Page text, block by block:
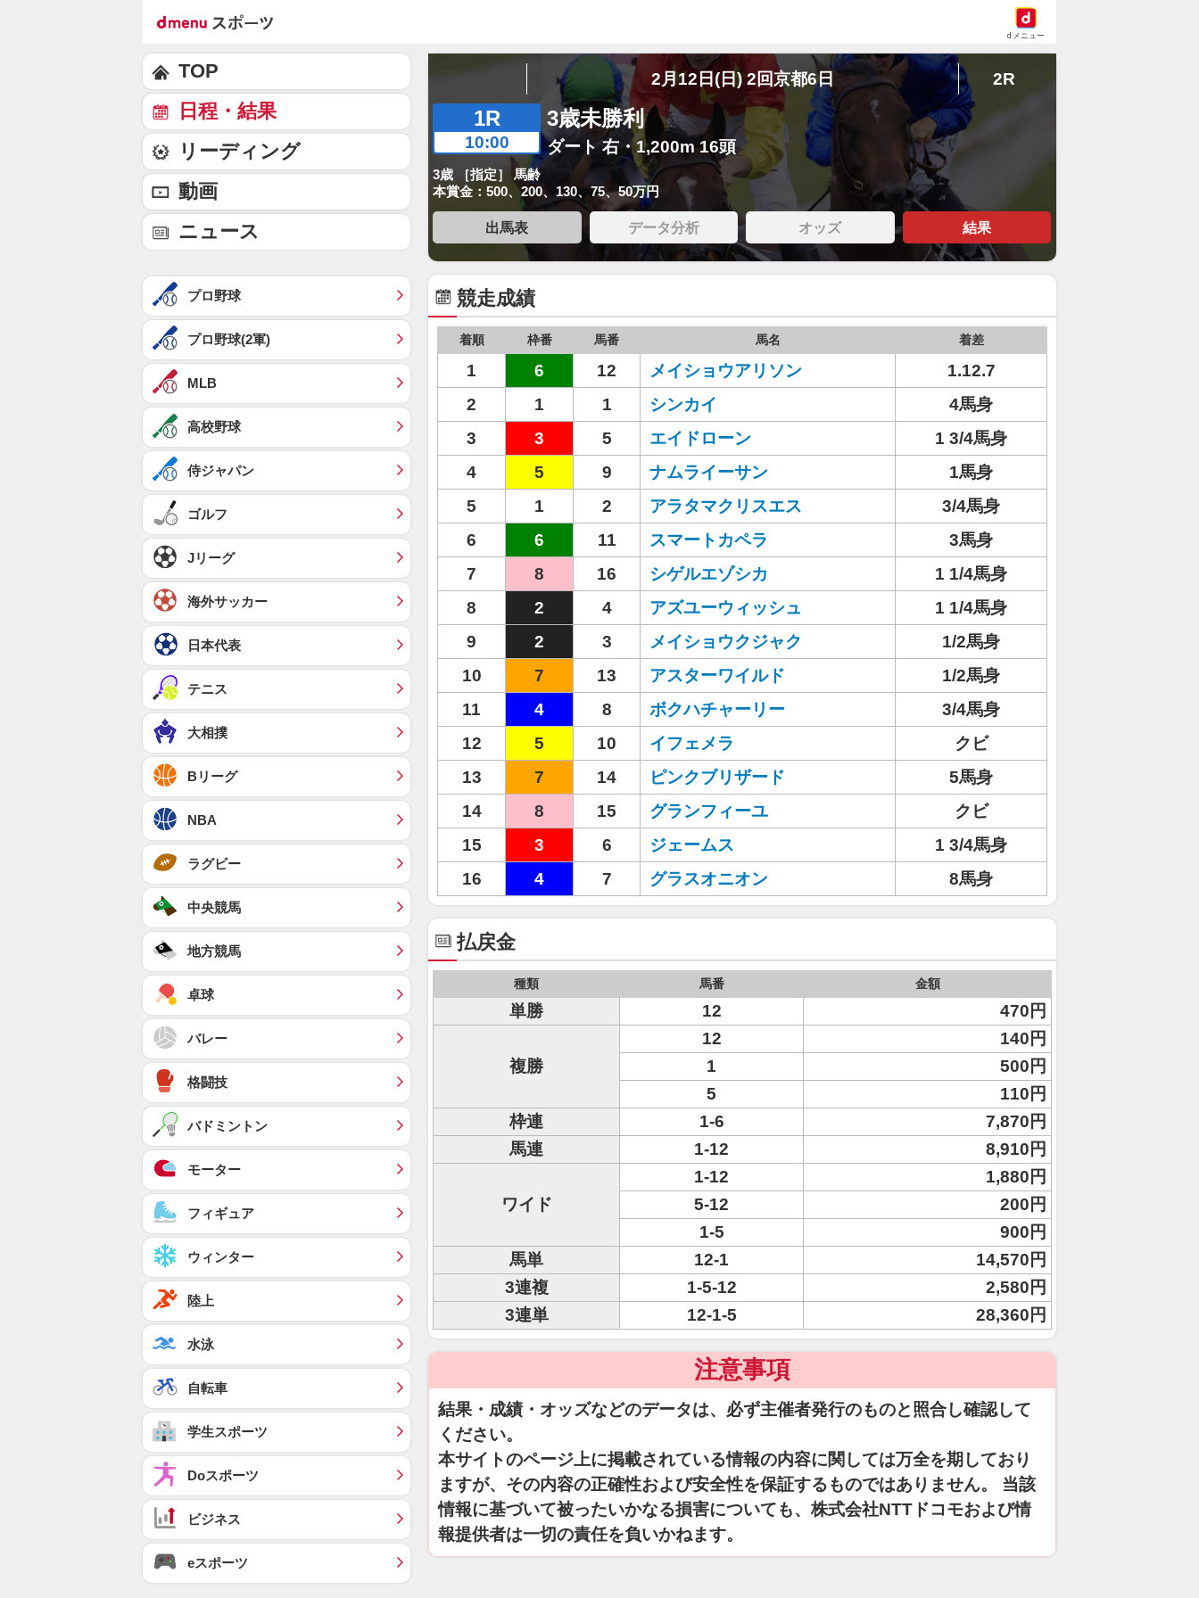
dメニュー
2月12日(日) 2回京都6日 2R
1R
10:00
3歳未勝利
ダート 右・1,200m 16頭
3歳 ［指定］ 馬齢
本賞金：500、200、130、75、50万円
出馬表 データ分析 オッズ 結果
競走成績
着順 枠番 馬番 馬名 着差
1 6 12 メイショウアリソン
1.12.7
2
1 1 シンカイ
4馬身
3
3 5 エイドローン
1 3/4馬身
4
5 9 ナムライーサン
1馬身
5
1 2 アラタマクリスエス
3/4馬身
6
6 11 スマートカペラ
3馬身
7
8 16 シゲルエゾシカ
1 1/4馬身
8
2 4 アズユーウィッシュ
1 1/4馬身
9
2 3 メイショウクジャク
1/2馬身
10
7 13 アスターワイルド
1/2馬身
11
4 8 ボクハチャーリー
3/4馬身
12
5 10 イフェメラ
クビ
13
7 14 ピンクブリザード
5馬身
14
8 15 グランフィーユ
クビ
15
3 6 ジェームス
1 3/4馬身
16
4 7 グラスオニオン 8馬身
払戻金
種類 馬番 金額
単勝 12 470円
複勝
12
140円
1
500円
5
110円
枠連
1-6
7,870円
馬連
1-12 8,910円
ワイド
1-12
1,880円
5-12
200円
1-5
900円
馬単
12-1
14,570円
3連複
1-5-12
2,580円
3連単
12-1-5 28,360円
注意事項
結果・成績・オッズなどのデータは、必ず主催者発行のものと照合し確認して
ください。
本サイトのページ上に掲載されている情報の内容に関しては万全を期しており
ますが、その内容の正確性および安全性を保証するものではありません。 当該
情報に基づいて被ったいかなる損害についても、株式会社NTTドコモおよび情
報提供者は一切の責任を負いかねます。
TOP
日程・結果
リーディング
動画
ニュース
プロ野球
プロ野球(2軍)
MLB
高校野球
侍ジャパン
ゴルフ
Jリーグ
海外サッカー
日本代表
テニス
大相撲
Bリーグ
NBA
ラグビー
中央競馬
地方競馬
卓球
バレー
格闘技
バドミントン
モーター
フィギュア
ウィンター
陸上
水泳
自転車
学生スポーツ
Doスポーツ
ビジネス
eスポーツ